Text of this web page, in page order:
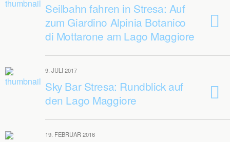
Seilbahn fahren in Stresa: Auf
zum Giardino Alpinia Botanico
di Mottarone am Lago Maggiore
9. JULI 2017
Sky Bar Stresa: Rundblick auf
den Lago Maggiore
19. FEBRUAR 2016